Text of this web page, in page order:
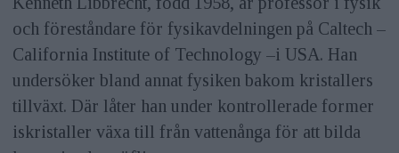
och föreståndare för fysikavdelningen på Caltech –
California Institute of Technology –i USA. Han
undersöker bland annat fysiken bakom kristallers
tillväxt. Där låter han under kontrollerade former
iskristaller växa till från vattenånga för att bilda